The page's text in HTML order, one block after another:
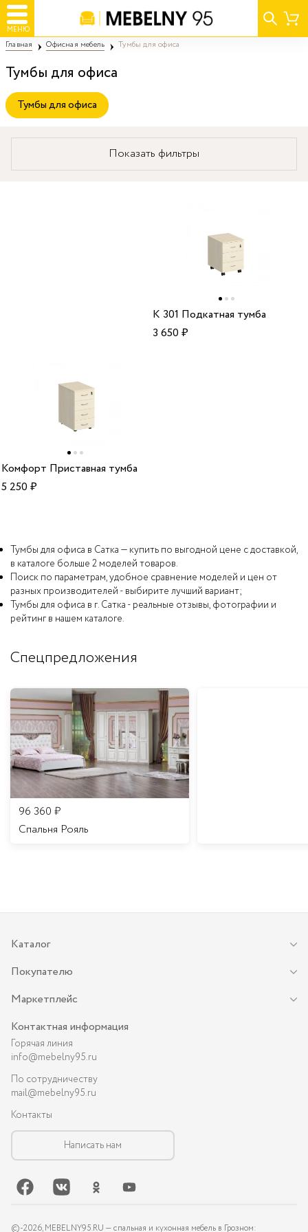
МЕНЮ
Главная Офисная мебель Тумбы для офиса
Тумбы для офиса
Тумбы для офиса
Показать фильтры
К 301 Подкатная тумба
3 650₽
Комфорт Приставная тумба
5 250₽
Тумбы для офиса в Сатка — купить по выгодной цене с доставкой,
в каталоге больше 2 моделей товаров.
Поиск по параметрам, удобное сравнение моделей и цен от
разных производителей - выбирите лучший вариант;
Тумбы для офиса в г. Сатка - реальные отзывы, фотографии и
рейтинг в нашем каталоге.
Спецпредложения
96 360 ₽
Спальня Рояль
Каталог
Покупателю
Маркетплейс
Контактная информация
Горячая линия
info@mebelny95.ru
По сотрудничеству
mail@mebelny95.ru
Контакты
Написать нам
©-2026, MEBELNY95.RU — спальная и кухонная мебель в Грозном: